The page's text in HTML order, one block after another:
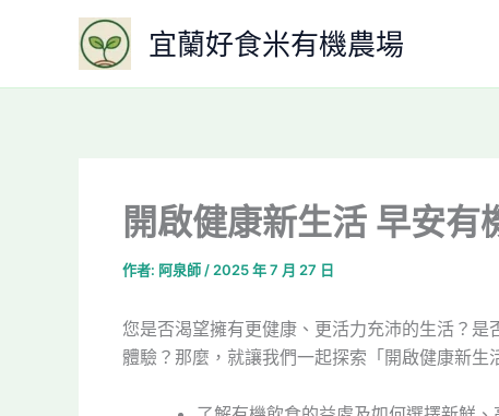
宜蘭好食米有機農場
開啟健康新生活 早安有
作者: 阿泉師 / 2025 年 7 月 27 日
您是否渴望擁有更健康、更活力充沛的生活？
體驗？那麼，就讓我們一起探索「開啟健康新生